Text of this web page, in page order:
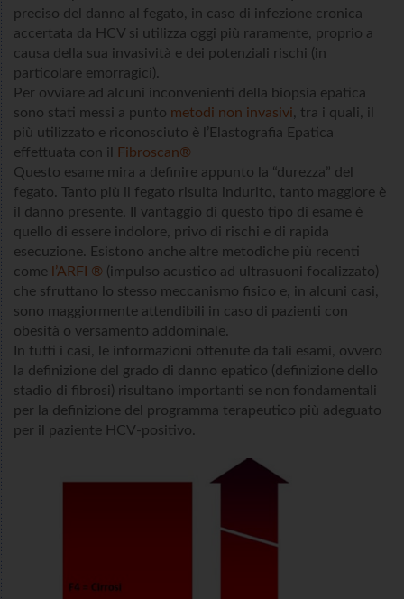
preciso del danno al fegato, in caso di infezione cronica
accertata da HCV si utilizza oggi più raramente, proprio a
causa della sua invasività e dei potenziali rischi (in
particolare emorragici).
Per ovviare ad alcuni inconvenienti della biopsia epatica
sono stati messi a punto metodi non invasivi , tra i quali, il
più utilizzato e riconosciuto è l’Elastografia Epatica
effettuata con il
Fibroscan®
Questo esame mira a definire appunto la “durezza” del
fegato. Tanto più il fegato risulta indurito, tanto maggiore è
il danno presente. Il vantaggio di questo tipo di esame è
quello di essere indolore, privo di rischi e di rapida
esecuzione. Esistono anche altre metodiche più recenti
come l’ARFI ® (impulso acustico ad ultrasuoni focalizzato)
che sfruttano lo stesso meccanismo fisico e, in alcuni casi,
sono maggiormente attendibili in caso di pazienti con
obesità o versamento addominale.
In tutti i casi, le informazioni ottenute da tali esami, ovvero
la definizione del grado di danno epatico (definizione dello
stadio di fibrosi) risultano importanti se non fondamentali
per la definizione del programma terapeutico più adeguato
per il paziente HCV-positivo.